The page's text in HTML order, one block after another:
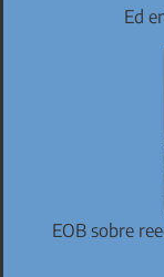
Ed
EOB sobre